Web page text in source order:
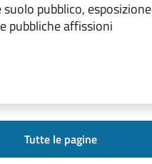
suolo pubblico, esposizione
pubbliche affissioni
Tutte le pagine